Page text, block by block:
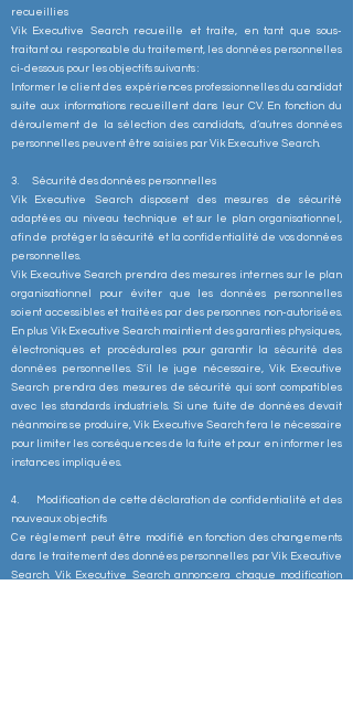
recueillies
Vik Executive Search recueille et traite, en tant que sous-
traitant ou responsable du traitement, les données personnelles
ci-dessous pour les objectifs suivants :
Informer le client des expériences professionnelles du candidat
suite aux informations recueillent dans leur CV. En fonction du
déroulement de la sélection des candidats, d’autres données
personnelles peuvent être saisies par Vik Executive Search.
3. Sécurité des données personnelles
Vik Executive Search disposent des mesures de sécurité
adaptées au niveau technique et sur le plan organisationnel,
afin de protéger la sécurité et la confidentialité de vos données
personnelles.
Vik Executive Search prendra des mesures internes sur le plan
organisationnel pour éviter que les données personnelles
soient accessibles et traitées par des personnes non-autorisées.
En plus Vik Executive Search maintient des garanties physiques,
électroniques et procédurales pour garantir la sécurité des
données personnelles. S’il le juge nécessaire, Vik Executive
Search prendra des mesures de sécurité qui sont compatibles
avec les standards industriels. Si une fuite de données devait
néanmoins se produire, Vik Executive Search fera le nécessaire
pour limiter les conséquences de la fuite et pour en informer les
instances impliquées.
4. Modification de cette déclaration de confidentialité et des
nouveaux objectifs
Ce règlement peut être modifié en fonction des changements
dans le traitement des données personnelles par Vik Executive
Search. Vik Executive Search annoncera chaque modification